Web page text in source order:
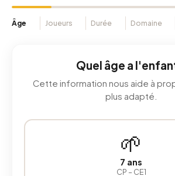
Âge Joueurs Durée Domaine
Quel âge a
Cette information nous aide à
plus adapté.
🌱
7 ans
CP – CE1